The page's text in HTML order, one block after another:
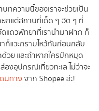
ทความนี้ของเราจะช่วยเป็น
ยกแต่สถานที่เด็ด ๆ ฮิต ๆ ที่
ดแถวพัทยาที่เรานำมาฝาก ก็
ก็แวะกราบไหว้กันก่อนกลับ
ย และถ้าหากใครปักหมุด
องอุปกรณ์เที่ยวทะเล ไม่ว่าจะ
ดินทางจาก Shopee ล่ะ!